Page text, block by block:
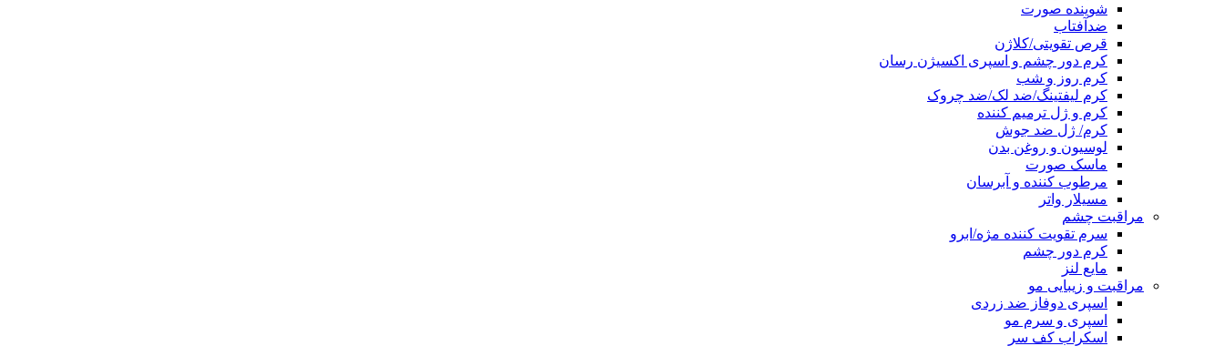
شوینده صورت
ضدآفتاب
قرص تقویتی/کلاژن
کرم دور چشم و اسپری اکسیژن رسان
کرم روز و شب
کرم لیفتینگ/ضد لک/ضد چروک
کرم و ژل ترمیم کننده
کرم/ ژل ضد جوش
لوسیون و روغن بدن
ماسک صورت
مرطوب کننده و آبرسان
مسیلار واتر
مراقبت چشم
سرم تقویت کننده مژه/ابرو
کرم دور چشم
مایع لنز
مراقبت و زیبایی مو
اسپری دوفاز ضد زردی
اسپری و سرم مو
اسکراب کف سر